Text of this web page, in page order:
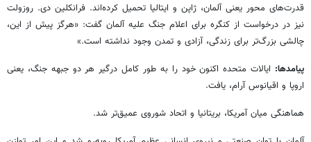
قدرت‌های محور یعنی آلمان، ژاپن و ایتالیا تحمیل کرده‌اند. فرانکلین دی. روزولت
نیز در درخواست از کنگره برای اعلام جنگ علیه آلمان گفت: «هرگز پیش از این،
چالشی بزرگ‌تر برای زندگی، آزادی و تمدن وجود نداشته است.»
پیامدها: ایالات متحده اکنون خود را به ‌طور کامل درگیر هر دو جبهه جنگ، یعنی
اروپا و اقیانوس آرام، یافت.
هماهنگی میان آمریکا، بریتانیا و اتحاد شوروی عمیق‌تر شد.